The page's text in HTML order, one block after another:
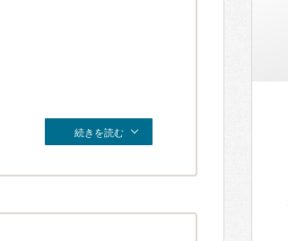
続きを読む